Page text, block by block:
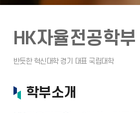
HK자율전공학부
학부소개